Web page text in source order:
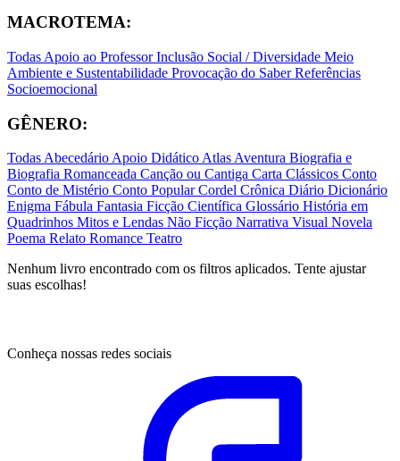
MACROTEMA:
Todas Apoio ao ProfessorInclusão Social / Diversidade Meio
Ambiente e Sustentabilidade Provocação do SaberReferências
Socioemocional
GÊNERO:
TodasAbecedárioApoio DidáticoAtlasAventura Biografia e
Biografia Romanceada Canção ou Cantiga Carta Clássicos Conto
Conto de Mistério Conto PopularCordel Crônica Diário Dicionário
Enigma Fábula Fantasia Ficção Científica Glossário História em
Quadrinhos Mitos e Lendas Não Ficção Narrativa Visual Novela
Poema Relato Romance Teatro
Nenhum livro encontrado com os filtros aplicados. Tente ajustar
suas escolhas!
Conheça nossas redes sociais